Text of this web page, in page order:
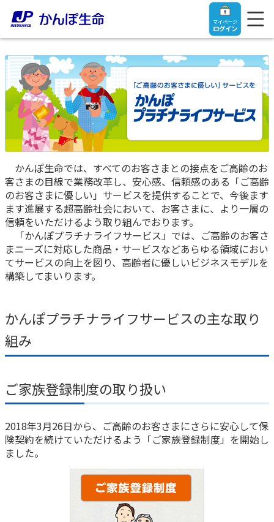
マイページ
ログイン
トップ
ご契約者さま
ご契約者さま
マイページログイン
入院保険金・手術保険金のご請求
お手続き一覧
マイページでできること
新規登録
保険をご検討中のお客さま
保険をご検討中のお客さま
養老保険
学資保険
お見積りシミュレーション
保険の探し方のポイント
法人のお客さま
【まずはご相談ください】企業経営でお悩みの方はこ
ちら
法人のお客さま向け商品一覧
目的から探す
法人向け資料請求
お問い合わせ先
お役立ち情報
保険
医療
お金
ご挨拶
経営理念・経営戦略
会社概要
株主・投資家のみなさまへ
日本郵政グループとしての取り組み
サステナビリティ
株主・投資家のみなさまへ
かんぽ生命では、すべてのお客さまとの接点をご高齢のお
客さまの目線で業務改革し、安心感、信頼感のある「ご高齢
のお客さまに優しい」サービスを提供することで、今後ます
ます進展する超高齢社会において、お客さまに、より一層の
信頼をいただけるよう取り組んでおります。
「かんぽプラチナライフサービス」では、ご高齢のお客さ
まニーズに対応した商品・サービスなどあらゆる領域におい
てサービスの向上を図り、高齢者に優しいビジネスモデルを
構築してまいります。
かんぽプラチナライフサービスの主な取り
組み
ご家族登録制度の取り扱い
2018年3月26日から、ご高齢のお客さまにさらに安心して保
険契約を続けていただけるよう「ご家族登録制度」を開始し
ました。